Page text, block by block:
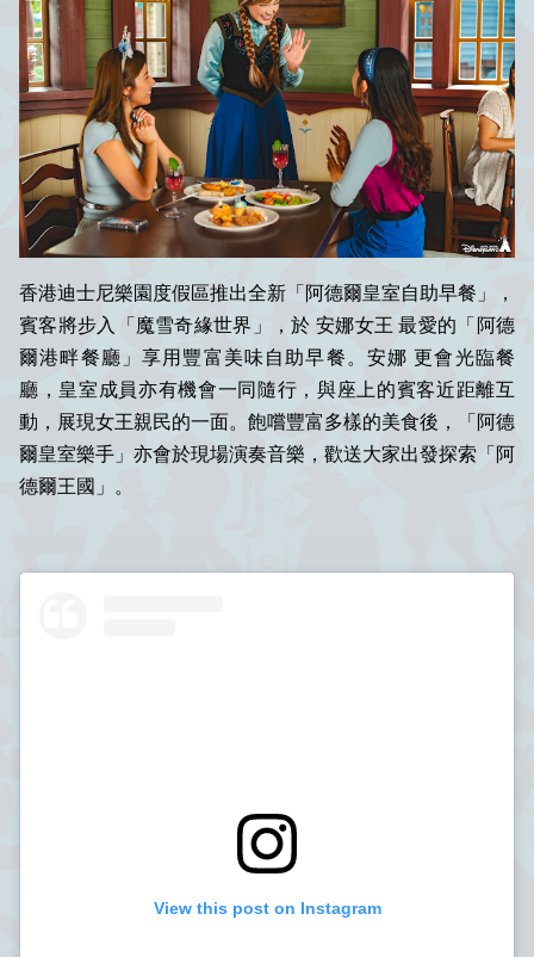
香港迪士尼樂園度假區推出全新「阿德爾皇室自助早餐」，
賓客將步入「魔雪奇緣世界」，於 安娜女王 最愛的「阿德
爾港畔餐廳」享用豐富美味自助早餐。安娜 更會光臨餐
廳，皇室成員亦有機會一同隨行，與座上的賓客近距離互
動，展現女王親民的一面。飽嚐豐富多樣的美食後，「阿德
爾皇室樂手」亦會於現場演奏音樂，歡送大家出發探索「阿
德爾王國」。
View this post on Instagram